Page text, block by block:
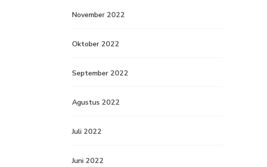
November 2022
Oktober 2022
September 2022
Agustus 2022
Juli 2022
Juni 2022